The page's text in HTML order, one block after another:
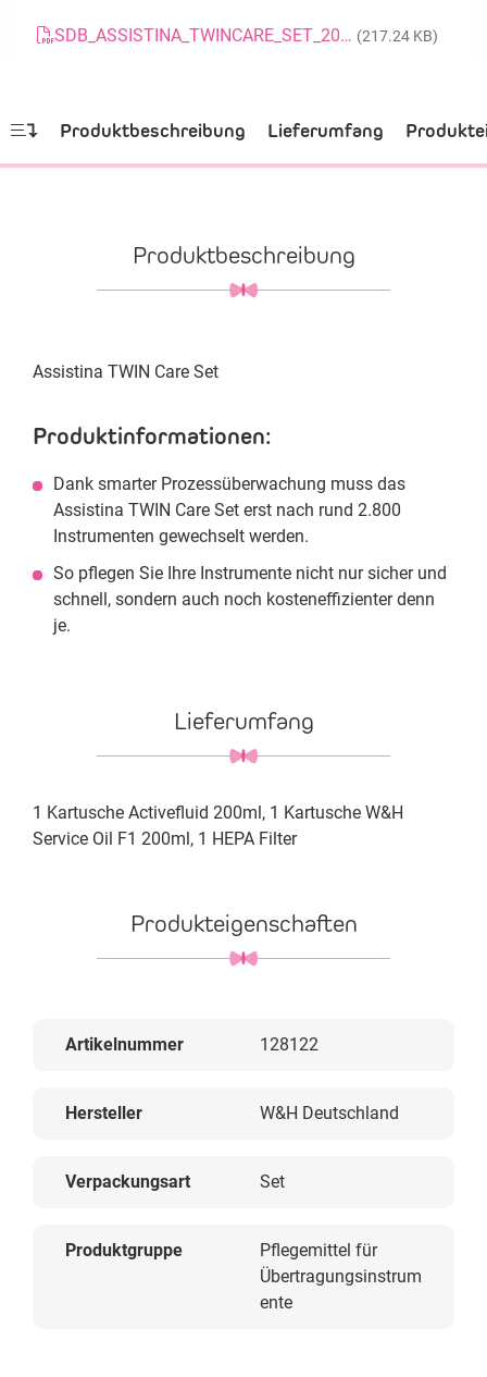
SDB_ASSISTINA_TWINCARE_SET_20170111_DE (217.24 KB)
Produktbeschreibung Lieferumfang
Produktbeschreibung
Assistina TWIN Care Set
Produktinformationen:
Dank smarter Prozessüberwachung muss das
Assistina TWIN Care Set erst nach rund 2.800
Instrumenten gewechselt werden.
So pflegen Sie Ihre Instrumente nicht nur sicher und
schnell, sondern auch noch kosteneffizienter denn
je.
Lieferumfang
1 Kartusche Activefluid 200ml, 1 Kartusche W&H
Service Oil F1 200ml, 1 HEPA Filter
Produkteigenschaften
Artikelnummer 128122
Hersteller W&H Deutschland
Verpackungsart Set
Produktgruppe
Pflegemittel für
Übertragungsinstrum
ente